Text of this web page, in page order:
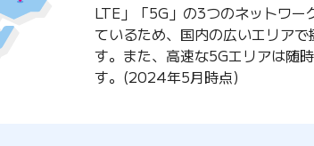
LTE」「5G」の3つのネットワー
ているため、国内の広いエリアで
す。また、高速な5Gエリアは随
す。(2024年5月時点)